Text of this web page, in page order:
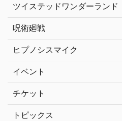
ツイステッドワンダーランド
呪術廻戦
ヒプノシスマイク
イベント
チケット
トピックス